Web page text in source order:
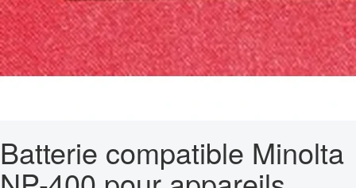
Batterie compatible Minolta